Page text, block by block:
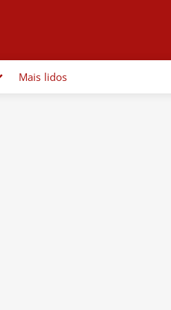
Mais lidos